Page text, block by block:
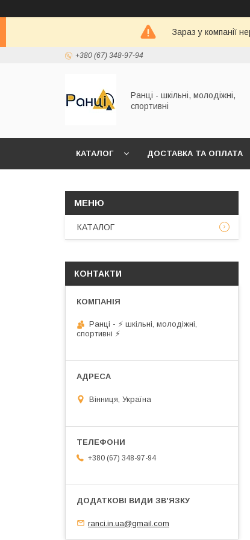
Зараз у компанії
+380 (67) 348-97-94
Ранці - шкільні, молодіжні,
спортивні
КАТАЛОГ ДОСТАВКА ТА ОПЛАТА
КАТАЛОГ
КОНТАКТИ
Ранці - ⚡ шкільні, молодіжні,
спортивні ⚡
Вінниця, Україна
+380 (67) 348-97-94
ranci.in.ua@gmail.com